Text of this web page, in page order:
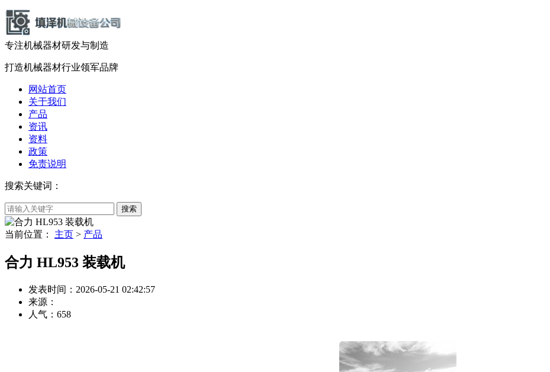
专注机械器材研发与制造
打造机械器材行业领军品牌
网站首页
关于我们
产品
资讯
资料
政策
免责说明
搜索关键词：
当前位置： 主页 > 产品
合力 HL953 装载机
发表时间：2026-05-21 02:42:57
来源：
人气： 658